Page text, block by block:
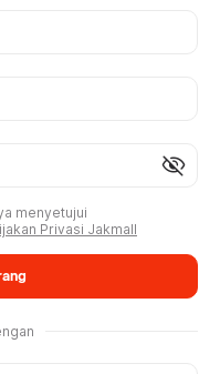
visibility_off
menyetujui
Privasi Jakmall